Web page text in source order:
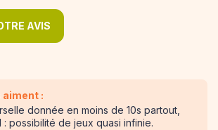
AVIS
aiment :
donnée en moins de 10s partout,
possibilité de jeux quasi infinie.